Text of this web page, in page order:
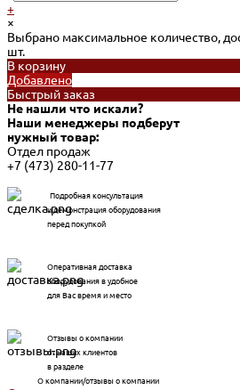
+
×
Выбрано максимальное количество,
шт.
В корзину
Добавлено
Быстрый заказ
Не нашли что искали?
Наши менеджеры подберут
нужный товар:
Отдел продаж
+7 (473) 280-11-77
Подробная консультация
и демонстрация оборудования
перед покупкой
Оперативная доставка
оборудования в удобное
для Вас время и место
Отзывы о компании
от наших клиентов
в разделе
О компании/отзывы о компании